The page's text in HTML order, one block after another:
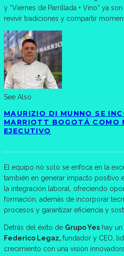
y “Viernes de Parrillada + Vino” ya
revivir tradiciones y compartir
See Also
MAURIZIO DI MUNNO SE
MARRIOTT BOGOTÁ COMO
EJECUTIVO
El equipo no solo se enfoca en la
también en generar impacto positivo
la integración laboral, ofreciendo
formación, además de incorporar
procesos y garantizar eficiencia y
Detrás del éxito de Grupo Yes hay
Federico Legaz, fundador y CEO,
crecimiento con una visión